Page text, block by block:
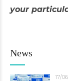
your
News
17/